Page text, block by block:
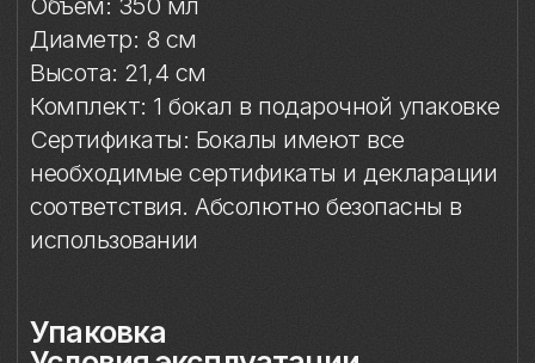
Упаковка
Условия эксплуатации
Мойка
Защита от повреждений
Особый уход
Сертификация и безопасность
Особое внимание к
фарфоровому элементу
Упаковка
Подарочная упаковка входит
Условия эксплуатации
Бокал предназначен исключительно